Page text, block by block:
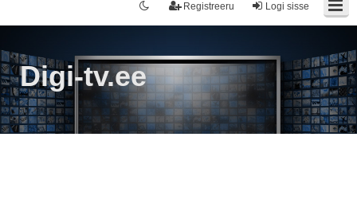
Logi sisse
Registreeru
Digi-tv.ee